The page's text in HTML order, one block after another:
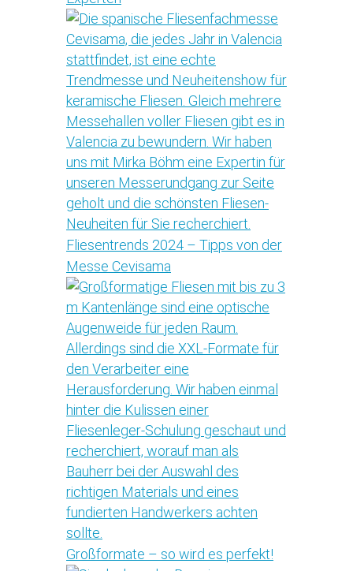
Fliesentrends 2024 – Tipps von der
Messe Cevisama
Großformate – so wird es perfekt!